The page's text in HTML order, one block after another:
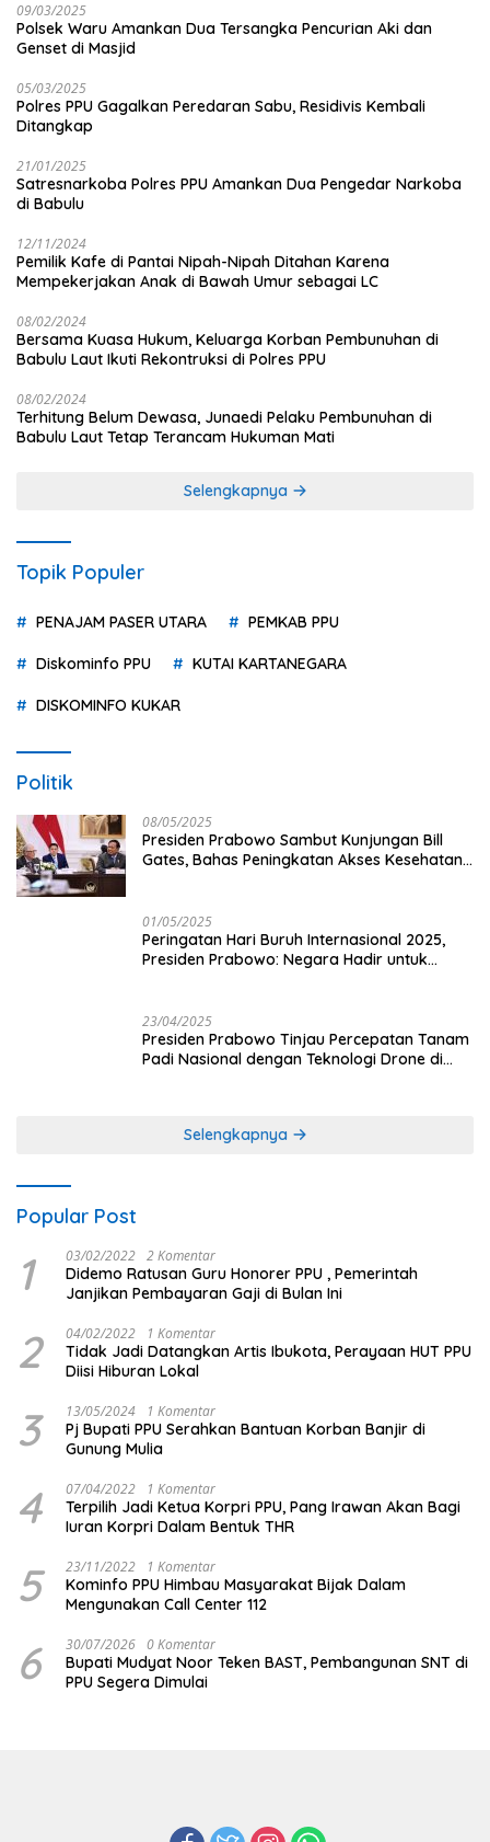
09/03/2025
Polsek Waru Amankan Dua Tersangka Pencurian Aki dan
Genset di Masjid
05/03/2025
Polres PPU Gagalkan Peredaran Sabu, Residivis Kembali
Ditangkap
21/01/2025
Satresnarkoba Polres PPU Amankan Dua Pengedar Narkoba
di Babulu
12/11/2024
Pemilik Kafe di Pantai Nipah-Nipah Ditahan Karena
Mempekerjakan Anak di Bawah Umur sebagai LC
08/02/2024
Bersama Kuasa Hukum, Keluarga Korban Pembunuhan di
Babulu Laut Ikuti Rekontruksi di Polres PPU
08/02/2024
Terhitung Belum Dewasa, Junaedi Pelaku Pembunuhan di
Babulu Laut Tetap Terancam Hukuman Mati
Selengkapnya
Topik Populer
PENAJAM PASER UTARA PEMKAB PPU
Diskominfo PPU KUTAI KARTANEGARA
DISKOMINFO KUKAR
Politik
08/05/2025
Presiden Prabowo Sambut Kunjungan Bill
Gates, Bahas Peningkatan Akses Kesehatan
01/05/2025
Peringatan Hari Buruh Internasional 2025,
Presiden Prabowo: Negara Hadir untuk
23/04/2025
Presiden Prabowo Tinjau Percepatan Tanam
Padi Nasional dengan Teknologi Drone di
Selengkapnya
Popular Post
1 03/02/2022 2 Komentar
Didemo Ratusan Guru Honorer PPU , Pemerintah
Janjikan Pembayaran Gaji di Bulan Ini
2 04/02/2022 1 Komentar
Tidak Jadi Datangkan Artis Ibukota, Perayaan HUT PPU
Diisi Hiburan Lokal
3 13/05/2024 1 Komentar
Pj Bupati PPU Serahkan Bantuan Korban Banjir di
Gunung Mulia
4 07/04/2022 1 Komentar
Terpilih Jadi Ketua Korpri PPU, Pang Irawan Akan Bagi
Iuran Korpri Dalam Bentuk THR
5 23/11/2022 1 Komentar
Kominfo PPU Himbau Masyarakat Bijak Dalam
Mengunakan Call Center 112
6 30/07/2026 0 Komentar
Bupati Mudyat Noor Teken BAST, Pembangunan SNT di
PPU Segera Dimulai